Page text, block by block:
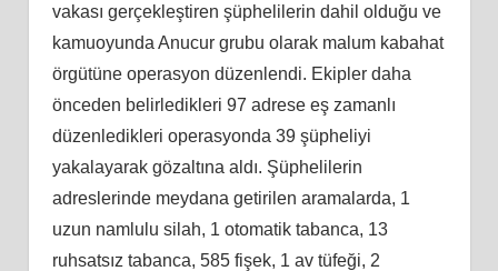
vakası gerçekleştiren şüphelilerin dahil olduğu ve
kamuoyunda Anucur grubu olarak malum kabahat
örgütüne operasyon düzenlendi. Ekipler daha
önceden belirledikleri 97 adrese eş zamanlı
düzenledikleri operasyonda 39 şüpheliyi
yakalayarak gözaltına aldı. Şüphelilerin
adreslerinde meydana getirilen aramalarda, 1
uzun namlulu silah, 1 otomatik tabanca, 13
ruhsatsız tabanca, 585 fişek, 1 av tüfeği, 2